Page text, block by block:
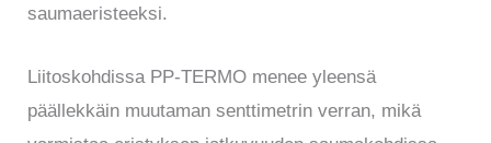
saumaeristeeksi.
Liitoskohdissa PP-TERMO menee yleensä
päällekkäin muutaman senttimetrin verran, mikä